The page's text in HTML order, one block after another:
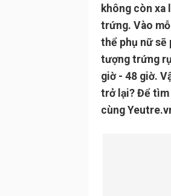
không còn xa
trứng. Vào
thể phụ nữ sẽ
tượng trứng
giờ - 48 giờ.
trở lại? Để tìm
cùng